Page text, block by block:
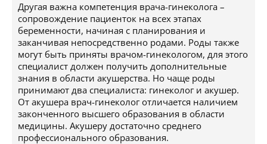
Другая важна компетенция врача-гинеколога –
сопровождение пациенток на всех этапах
беременности, начиная с планирования и
заканчивая непосредственно родами. Роды также
могут быть приняты врачом-гинекологом, для этого
специалист должен получить дополнительные
знания в области акушерства. Но чаще роды
принимают два специалиста: гинеколог и акушер.
От акушера врач-гинеколог отличается наличием
законченного высшего образования в области
медицины. Акушеру достаточно среднего
профессионального образования.